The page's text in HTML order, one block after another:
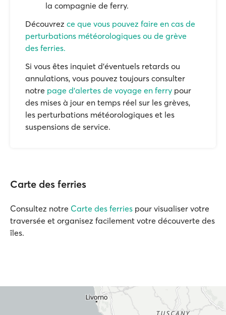
la compagnie de ferry.
Découvrez ce que vous pouvez faire en cas de
perturbations météorologiques ou de grève
des ferries.
Si vous êtes inquiet d'éventuels retards ou
annulations, vous pouvez toujours consulter
notre page d'alertes de voyage en ferry pour
des mises à jour en temps réel sur les grèves,
les perturbations météorologiques et les
suspensions de service.
Carte des ferries
Consultez notre Carte des ferries pour visualiser votre
traversée et organisez facilement votre découverte des
îles.